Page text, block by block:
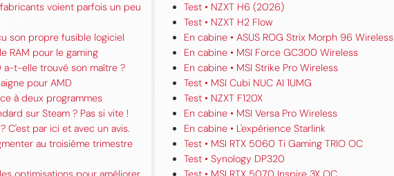
voient parfois un peu
son propre fusible logiciel
RAM pour le gaming
a-t-elle trouvé son maître ?
pour AMD
à deux programmes
sur Steam ? Pas si vite !
C'est par ici et avec un avis.
au troisième trimestre
Test • NZXT H6 (2026)
Test • NZXT H2 Flow
En cabine • ASUS ROG Strix Morph 96 Wireless
En cabine • MSI Force GC300 Wireless
En cabine • MSI Strike Pro Wireless
Test • MSI Cubi NUC AI 1UMG
Test • NZXT F120X
En cabine • MSI Versa Pro Wireless
En cabine • L'expérience Starlink
Test • MSI RTX 5060 Ti Gaming TRIO OC
Test • Synology DP320